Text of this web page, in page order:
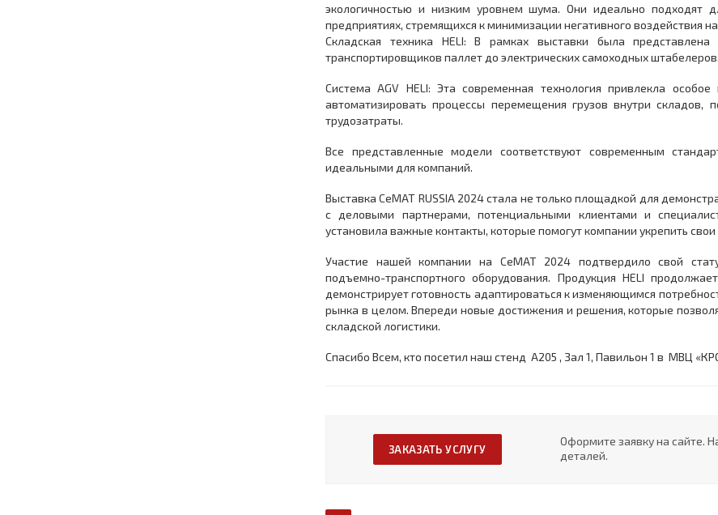
экологичностью и низким уровнем шума. Они идеально подходят
предприятиях, стремящихся к минимизации негативного воздействия
Складская техника HELI: В рамках выставки была
транспортировщиков паллет до электрических самоходных штабелеров.
Система AGV HELI: Эта современная технология привлекла
автоматизировать процессы перемещения грузов внутри
трудозатраты.
Все представленные модели соответствуют современным
идеальными для компаний.
Выставка CeMAT RUSSIA 2024 стала не только площадкой для
с деловыми партнерами, потенциальными клиентами и
установила важные контакты, которые помогут компании укрепить
Участие нашей компании на CeMAT 2024 подтвердило свой
подъемно-транспортного оборудования. Продукция HELI
демонстрирует готовность адаптироваться к изменяющимся
рынка в целом. Впереди новые достижения и решения, которые
складской логистики.
Спасибо Всем, кто посетил наш стенд A205 , Зал 1, Павильон 1 в МВЦ
ЗАКАЗАТЬ УСЛУГУ
Оформите заявку на сайте.
деталей.